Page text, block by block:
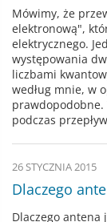
Mówimy, że
elektronową",
elektrycznego.
występowania
liczbami
według mnie, w
prawdopodobne.
podczas
26 STYCZNIA 2015
Dlaczego
Dlaczego antena